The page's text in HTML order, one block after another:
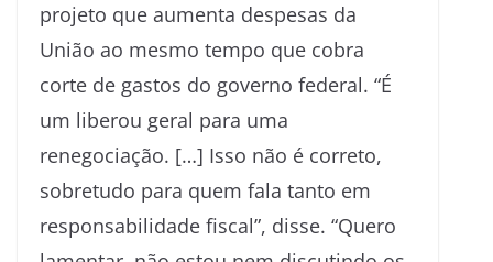
projeto que aumenta despesas da
União ao mesmo tempo que cobra
corte de gastos do governo federal. “É
um liberou geral para uma
renegociação. […] Isso não é correto,
sobretudo para quem fala tanto em
responsabilidade fiscal”, disse. “Quero